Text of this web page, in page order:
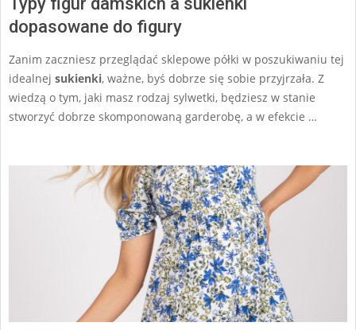
dopasowane do figury
Zanim zaczniesz przeglądać sklepowe półki w poszukiwaniu tej
idealnej sukienki, ważne, byś dobrze się sobie przyjrzała. Z
wiedzą o tym, jaki masz rodzaj sylwetki, będziesz w stanie
stworzyć dobrze skomponowaną garderobę, a w efekcie …